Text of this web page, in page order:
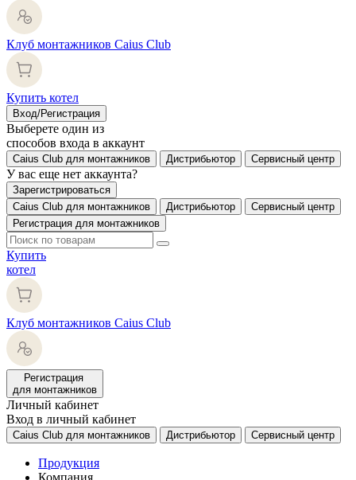
Клуб монтажников Caius Club
Купить котел
Вход/Регистрация
Выберете один из
способов входа в аккаунт
Caius Club для монтажников Дистрибьютор Сервисный центр
У вас еще нет аккаунта?
Зарегистрироваться
Caius Club для монтажников
Дистрибьютор
Сервисный центр
Регистрация для монтажников
Купить
котел
Клуб монтажников Caius Club
Регистрация
для монтажников
Личный кабинет
Вход в личный кабинет
Caius Club для монтажников Дистрибьютор Сервисный центр
Продукция
Компания